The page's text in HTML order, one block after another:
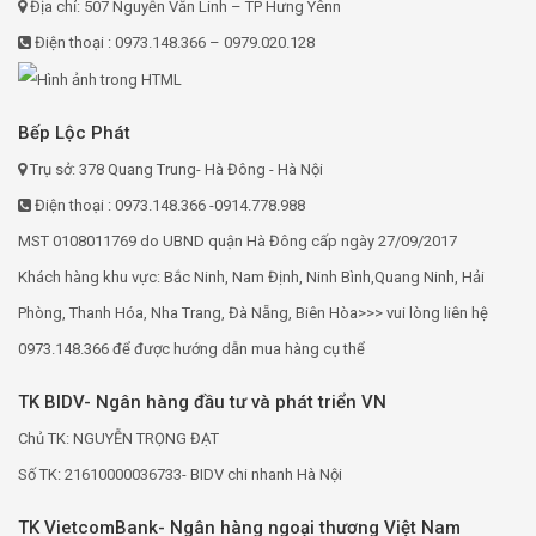
Địa chỉ: 507 Nguyễn Văn Linh – TP Hưng Yênn
Điện thoại : 0973.148.366 – 0979.020.128
Bếp Lộc Phát
Trụ sở: 378 Quang Trung- Hà Đông - Hà Nội
Điện thoại : 0973.148.366 -0914.778.988
MST 0108011769 do UBND quận Hà Đông cấp ngày 27/09/2017
Khách hàng khu vực: Bắc Ninh, Nam Định, Ninh Bình,Quang Ninh, Hải
Phòng, Thanh Hóa, Nha Trang, Đà Nẵng, Biên Hòa>>> vui lòng liên hệ
0973.148.366 để được hướng dẫn mua hàng cụ thể
TK BIDV- Ngân hàng đầu tư và phát triển VN
Chủ TK: NGUYỄN TRỌNG ĐẠT
Số TK: 21610000036733- BIDV chi nhanh Hà Nội
TK VietcomBank- Ngân hàng ngoại thương Việt Nam